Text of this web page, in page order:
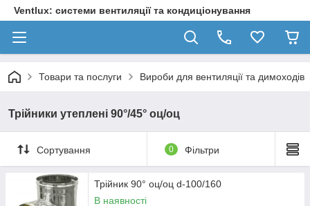
Ventlux: системи вентиляції та кондиціонування
Товари та послуги Вироби для вентиляції та димоходів
Трійники утеплені 90°/45° оц/оц
Сортування 0 Фільтри
Трійник 90° оц/оц d-100/160
В наявності